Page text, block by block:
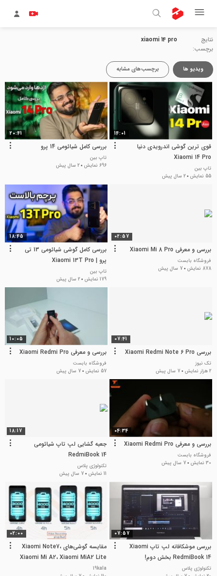
نتایج
برچسب:
xiaomi 14 pro
ویدیو ها برچسب‌های مشابه
14:01
قوی‌ ترین گوشی اندرویدی دنیا
Xiaomi 14 Pro
تاپ بین
55 نمایش
2 سال پیش
20:41
بررسی کامل شیائومی 14 پرو
تاپ بین
696 نمایش
2 سال پیش
02:57
بررسی و معرفی Xiaomi Mi 8 Pro
فروشگاه بابست
878 نمایش
7 سال پیش
18:45
بررسی کامل گوشی شیائومی 13 تی
پرو | Xiaomi 13T Pro
تاپ بین
179 نمایش
2 سال پیش
07:41
بررسی Xiaomi Redmi Note 6 Pro
تک نیوز
2 هزار نمایش
7 سال پیش
10:05
بررسی و معرفی Xiaomi Redmi Pro
فروشگاه بابست
57 نمایش
7 سال پیش
04:34
بررسی و معرفی Xiaomi Redmi Pro
فروشگاه بابست
30 نمایش
7 سال پیش
18:17
جعبه گشایی لپ تاپ شیائومی
RedmiBook 14
تکنولوژی پلاس
11 نمایش
7 سال پیش
07:57
بررسی موشکافانه لپ تاپ Xiaomi
RedmiBook 14 بخش دوم!
تکنولوژی پلاس
02:00
مقایسه‌ گوشی‌های Xiaomi Note7،
Xiaomi Mi A2، Xiaomi MiA2 Lite
و Xiaomi Note6 Pro
19kala